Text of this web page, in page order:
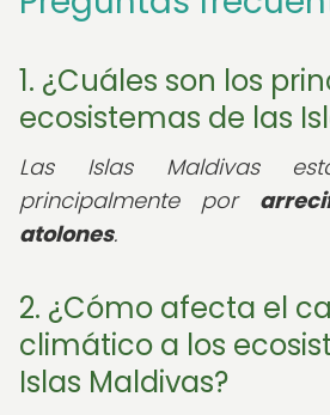
1. ¿Cuáles son los
ecosistemas de las
Las Islas Maldivas
principalmente por
atolones.
2. ¿Cómo afecta el
climático a los
Islas Maldivas?